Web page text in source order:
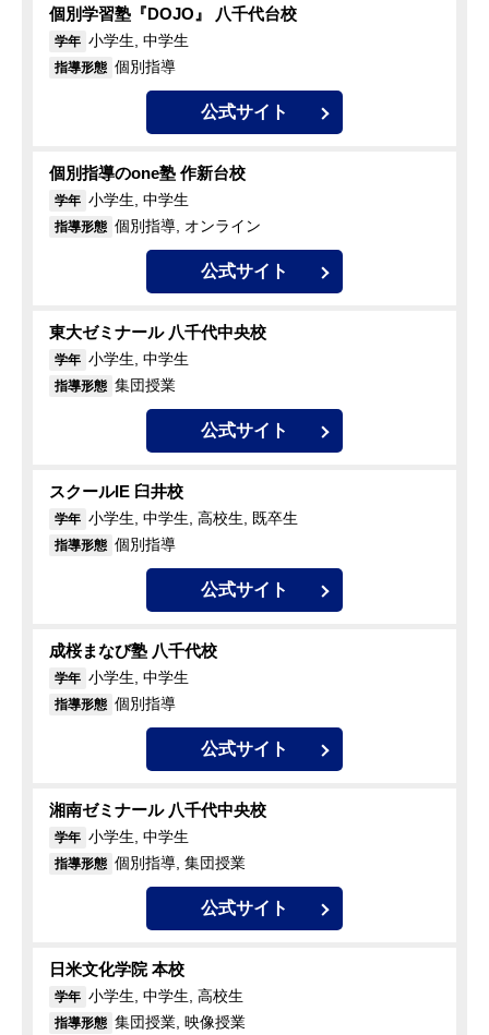
個別学習塾『DOJO』 八千代台校
学年 小学生, 中学生
指導形態 個別指導
公式サイト
個別指導のone塾 作新台校
学年 小学生, 中学生
指導形態 個別指導, オンライン
公式サイト
東大ゼミナール 八千代中央校
学年 小学生, 中学生
指導形態 集団授業
公式サイト
スクールIE 臼井校
学年 小学生, 中学生, 高校生, 既卒生
指導形態 個別指導
公式サイト
成桜まなび塾 八千代校
学年 小学生, 中学生
指導形態 個別指導
公式サイト
湘南ゼミナール 八千代中央校
学年 小学生, 中学生
指導形態 個別指導, 集団授業
公式サイト
日米文化学院 本校
学年 小学生, 中学生, 高校生
指導形態 集団授業, 映像授業